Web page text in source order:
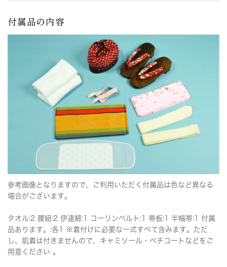
付属品の内容
参考画像となりますので、ご利用いただく付属品は色など異なる
場合がございます。
タオル:2 腰紐:2 伊達締:1 コーリンベルト:1 帯板:1 半幅帯:1 付属
品あります。:各1 ※着付けに必要な一式すべて含みます。ただ
し、肌着は付きませんので、キャミソール・ペチコートなどをご
用意ください 。